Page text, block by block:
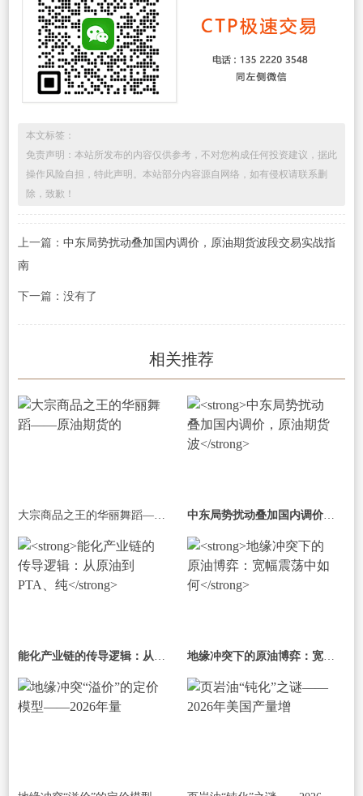
本文标签：
免责声明：本站所发布的内容仅供参考，不对您构成任何投资建议，据此
操作风险自担，特此声明。本站部分内容源自网络，如有侵权请联系删
除，致歉！
上一篇： 中东局势扰动叠加国内调价，原油期货波段交易实战指
南
下一篇：没有了
相关推荐
大宗商品之王的华丽舞蹈——原油期货的 中东局势扰动叠加国内调价，原油期货波
能化产业链的传导逻辑：从原油到PTA、纯 地缘冲突下的原油博弈：宽幅震荡中如何